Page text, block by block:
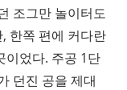
조그만 놀이터도
한쪽 편에 커다란
이었다. 주공 1단
던진 공을 제대